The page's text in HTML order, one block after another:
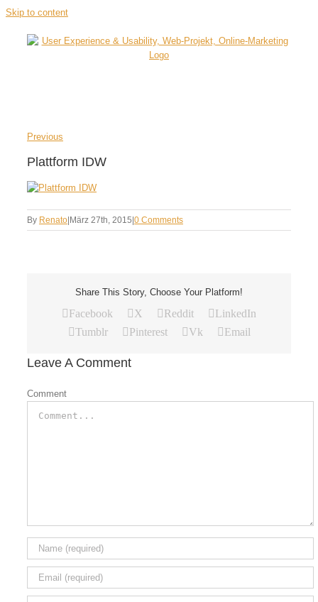
Skip to content
Previous
Plattform IDW
By Renato März 27th, 2015 0 Comments
Share This Story, Choose Your Platform!
Facebook X Reddit
LinkedIn
Tumblr
Pinterest Vk Email
Leave A Comment
Comment